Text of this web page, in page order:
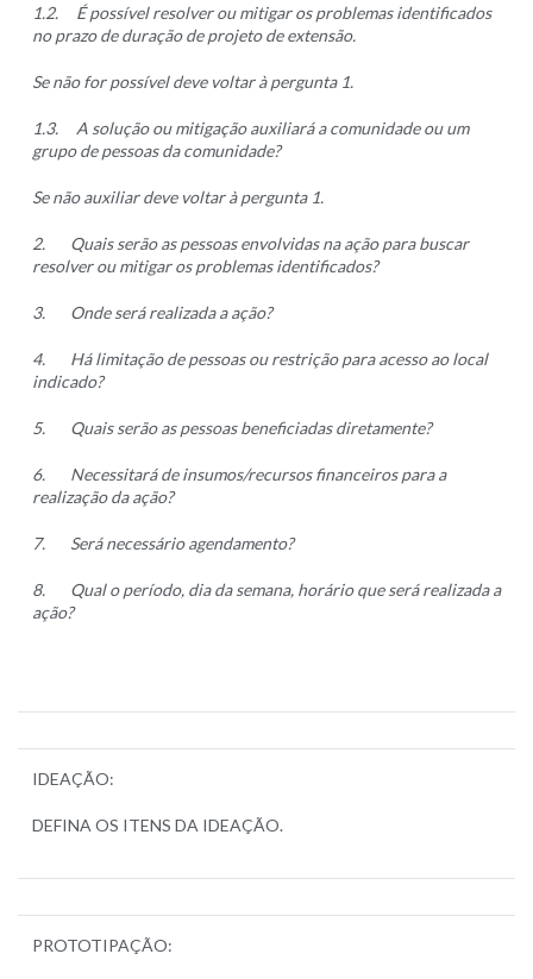
1.2. É possível resolver ou mitigar os problemas identificados
no prazo de duração de projeto de extensão.
Se não for possível deve voltar à pergunta 1.
1.3. A solução ou mitigação auxiliará a comunidade ou um
grupo de pessoas da comunidade?
Se não auxiliar deve voltar à pergunta 1.
2. Quais serão as pessoas envolvidas na ação para buscar
resolver ou mitigar os problemas identificados?
3. Onde será realizada a ação?
4. Há limitação de pessoas ou restrição para acesso ao local
indicado?
5. Quais serão as pessoas beneficiadas diretamente?
6. Necessitará de insumos/recursos financeiros para a
realização da ação?
7. Será necessário agendamento?
8. Qual o período, dia da semana, horário que será realizada a
ação?
IDEAÇÃO:
DEFINA OS ITENS DA IDEAÇÃO.
PROTOTIPAÇÃO: